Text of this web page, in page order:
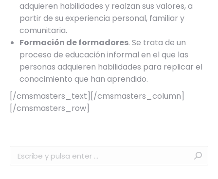
adquieren habilidades y realzan sus valores, a
partir de su experiencia personal, familiar y
comunitaria.
Formación de formadores. Se trata de un
proceso de educación informal en el que las
personas adquieren habilidades para replicar el
conocimiento que han aprendido.
[/cmsmasters_text][/cmsmasters_column]
[/cmsmasters_row]